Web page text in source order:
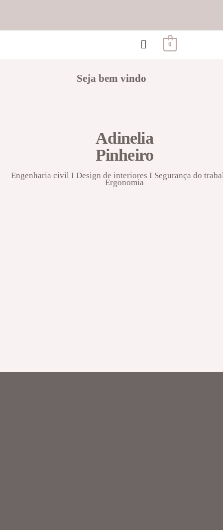
0
Seja bem vindo
Adinelia
Pinheiro
Engenharia civil I Design de interiores I Segurança do
Ergonomia